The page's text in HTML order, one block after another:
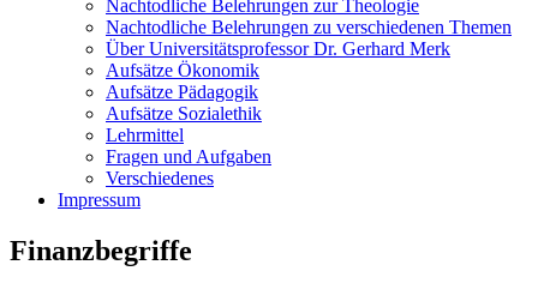
Nachtodliche Belehrungen zur Theologie
Nachtodliche Belehrungen zu verschiedenen Themen
Über Universitätsprofessor Dr. Gerhard Merk
Aufsätze Ökonomik
Aufsätze Pädagogik
Aufsätze Sozialethik
Lehrmittel
Fragen und Aufgaben
Verschiedenes
Impressum
Finanzbegriffe